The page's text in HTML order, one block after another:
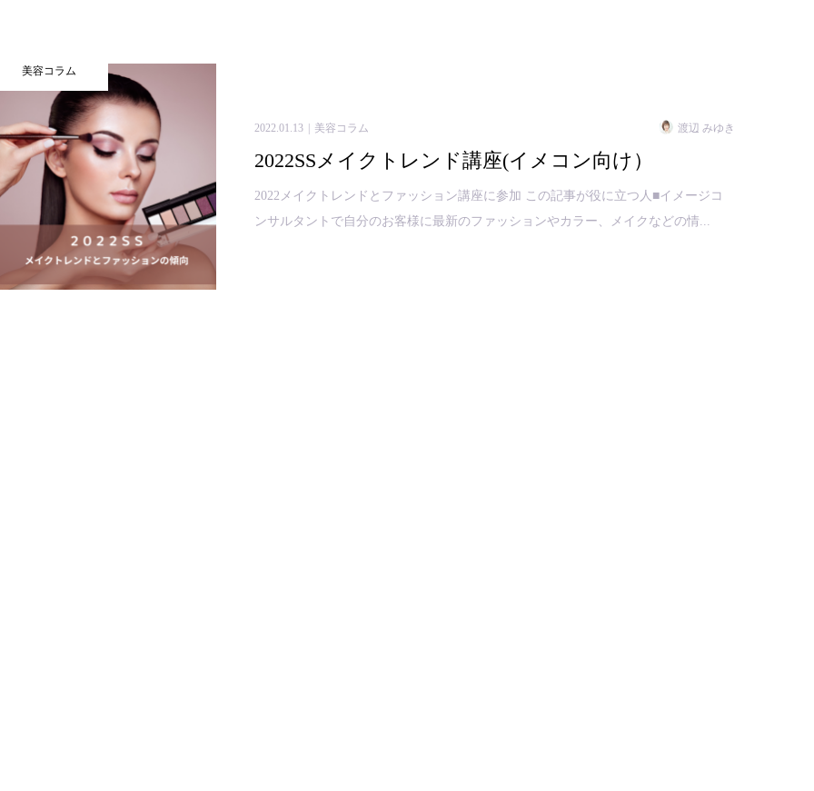
美容コラム
2022.01.13 美容コラム 渡辺 みゆき
2022SSメイクトレンド講座(イメコン向け）
2022メイクトレンドとファッション講座に参加 この記事が役に立つ人■イメージコ
ンサルタントで自分のお客様に最新のファッションやカラー、メイクなどの情...